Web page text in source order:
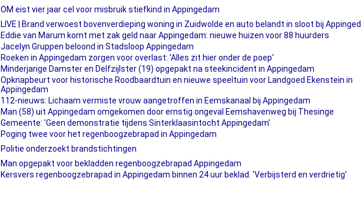
OM eist vier jaar cel voor misbruik stiefkind in Appingedam
LIVE | Brand verwoest bovenverdieping woning in Zuidwolde en auto belandt in sloot bij
Eddie van Marum komt met zak geld naar Appingedam: nieuwe huizen voor 88 huurders
Jacelyn Gruppen beloond in Stadsloop Appingedam
Roeken in Appingedam zorgen voor overlast: 'Alles zit hier onder de poep'
Minderjarige Damster en Delfzijlster (19) opgepakt na steekincident in Appingedam
Opknapbeurt voor historische Roodbaardtuin en nieuwe speeltuin voor Landgoed Ekenstein in
Appingedam
112-nieuws: Lichaam vermiste vrouw aangetroffen in Eemskanaal bij Appingedam
Man (58) uit Appingedam omgekomen door ernstig ongeval Eemshavenweg bij Thesinge
Gemeente: 'Geen demonstratie tijdens Sinterklaasintocht Appingedam'
Poging twee voor het regenboogzebrapad in Appingedam
Politie onderzoekt brandstichtingen
Man opgepakt voor bekladden regenboogzebrapad Appingedam
Kersvers regenboogzebrapad in Appingedam binnen 24 uur beklad. 'Verbijsterd en verdrietig'